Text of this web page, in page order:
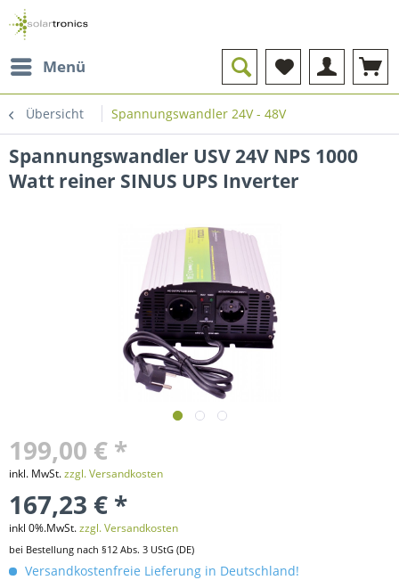
Menü
Übersicht Spannungswandler 24V - 48V
Spannungswandler USV 24V NPS 1000
Watt reiner SINUS UPS Inverter
199,00 € *
inkl. MwSt.zzgl. Versandkosten
167,23 € *
inkl 0%.MwSt.zzgl. Versandkosten
bei Bestellung nach §12 Abs. 3 UStG (DE)
Versandkostenfreie Lieferung in Deutschland!